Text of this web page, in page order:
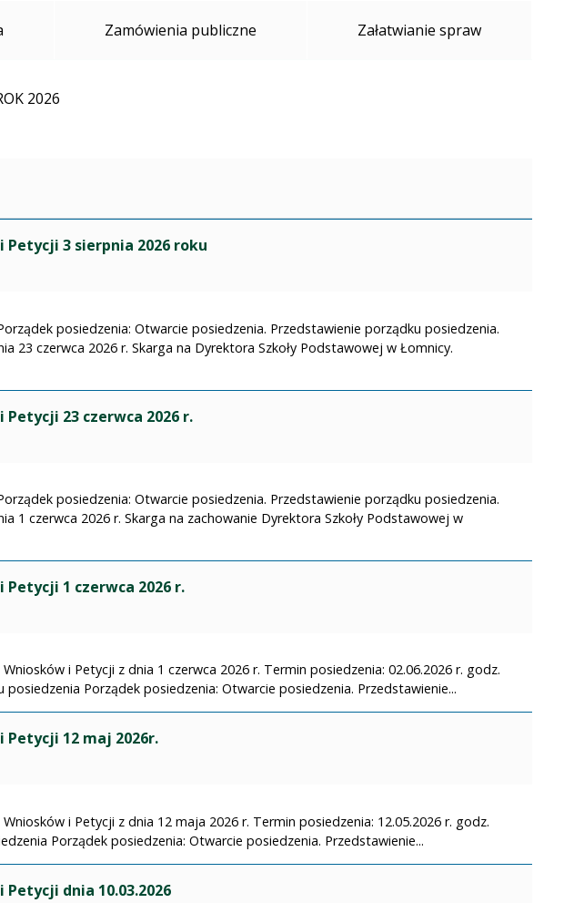
Zamówienia publiczne Załatwianie spraw
2026
3 sierpnia 2026 roku
posiedzenia: Otwarcie posiedzenia. Przedstawienie porządku posiedzenia.
23 czerwca 2026 r. Skarga na Dyrektora Szkoły Podstawowej w Łomnicy.
23 czerwca 2026 r.
posiedzenia: Otwarcie posiedzenia. Przedstawienie porządku posiedzenia.
1 czerwca 2026 r. Skarga na zachowanie Dyrektora Szkoły Podstawowej w
1 czerwca 2026 r.
i Petycji z dnia 1 czerwca 2026 r. Termin posiedzenia: 02.06.2026 r. godz.
posiedzenia Porządek posiedzenia: Otwarcie posiedzenia. Przedstawienie...
Petycji 12 maj 2026r.
i Petycji z dnia 12 maja 2026 r. Termin posiedzenia: 12.05.2026 r. godz.
Porządek posiedzenia: Otwarcie posiedzenia. Przedstawienie...
dnia 10.03.2026